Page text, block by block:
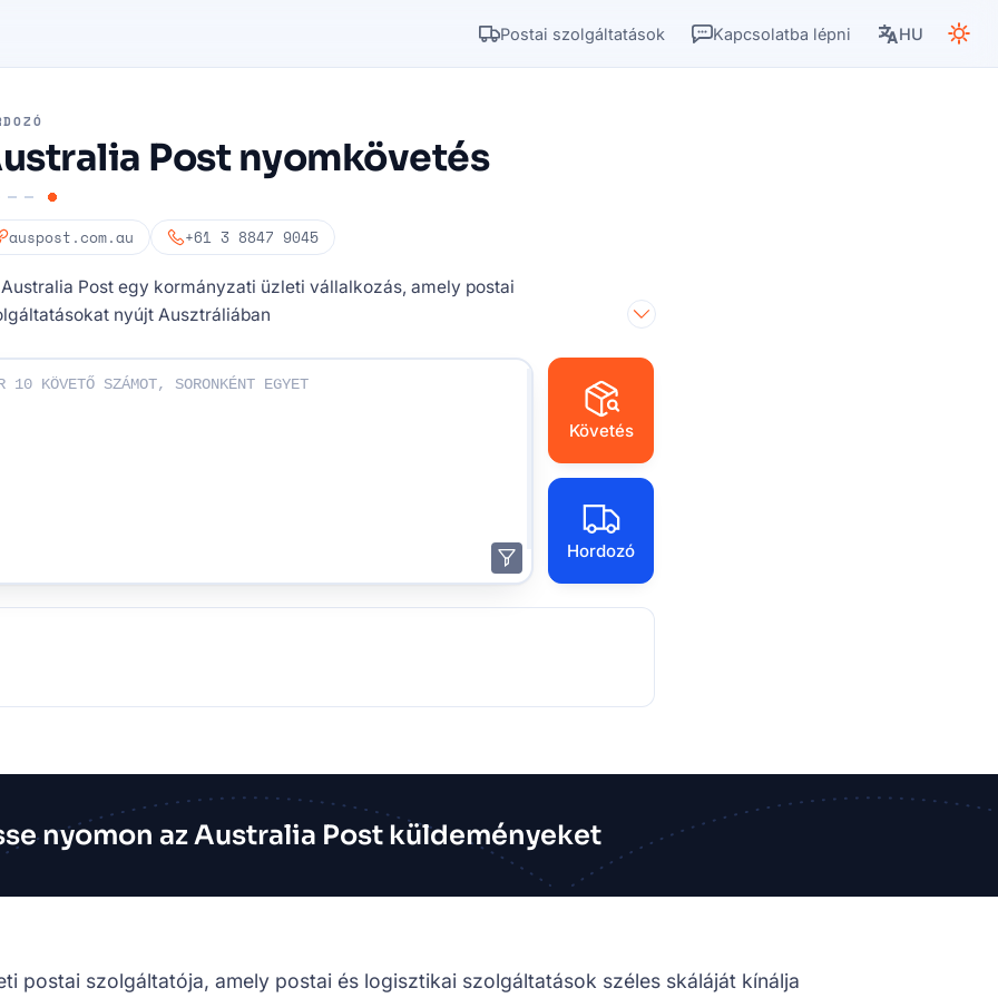
Postai szolgáltatások Kapcsolatba lépni HU
Post nyomkövetés
auspost.com.au +61 3 8847 9045
Post egy kormányzati üzleti vállalkozás, amely postai
nyújt Ausztráliában
Követés
Hordozó
nyomon az Australia Post küldeményeket
postai szolgáltatója, amely postai és logisztikai szolgáltatások széles skáláját kínálja